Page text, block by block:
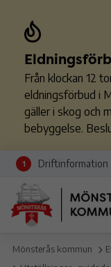
Från klockan 12
eldningsförbud i
gäller i skog och
bebyggelse.
1 Driftinformation
Mönsterås kommun